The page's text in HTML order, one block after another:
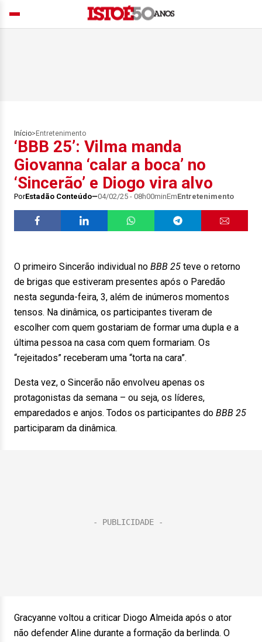
Início> Entretenimento
‘BBB 25’: Vilma manda
Giovanna ‘calar a boca’ no
‘Sincerão’ e Diogo vira alvo
PorEstadão Conteúdo 04/02/25 - 08h00minEmEntretenimento
O primeiro Sincerão individual no BBB 25 teve o retorno
de brigas que estiveram presentes após o Paredão
nesta segunda-feira, 3, além de inúmeros momentos
tensos. Na dinâmica, os participantes tiveram de
escolher com quem gostariam de formar uma dupla e a
última pessoa na casa com quem formariam. Os
“rejeitados” receberam uma “torta na cara”.
Desta vez, o Sincerão não envolveu apenas os
protagonistas da semana – ou seja, os líderes,
emparedados e anjos. Todos os participantes do BBB 25
participaram da dinâmica.
Gracyanne voltou a criticar Diogo Almeida após o ator
não defender Aline durante a formação da berlinda. O